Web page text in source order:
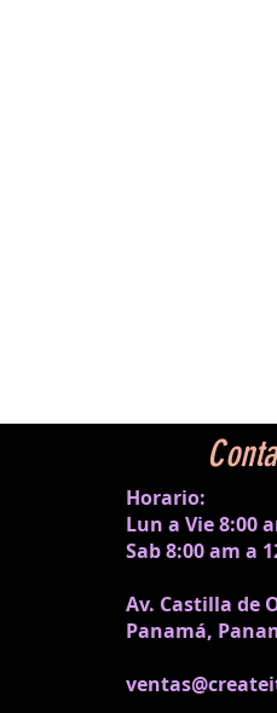
Horario:
Lun a Vie 8:00
Sab 8:00 am a
Av. Castilla de
Panamá,